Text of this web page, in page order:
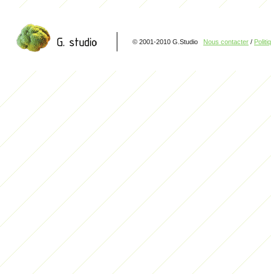
© 2001-2010 G.Studio Nous contacter /